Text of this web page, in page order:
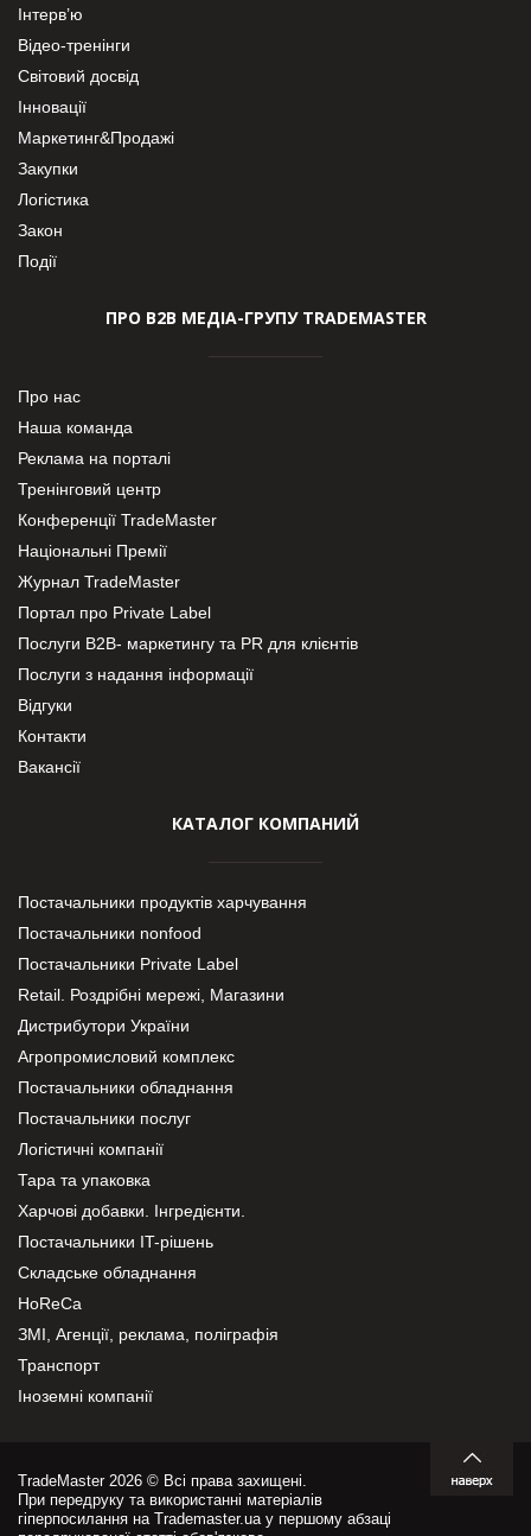
Інтерв’ю
Відео-тренінги
Світовий досвід
Інновації
Маркетинг&Продажі
Закупки
Логістика
Закон
Події
ПРО В2В МЕДІА-ГРУПУ TRADEMASTER
Про нас
Наша команда
Реклама на порталі
Тренінговий центр
Конференції TradeMaster
Національні Премії
Журнал TradeMaster
Портал про Private Label
Послуги В2В- маркетингу та PR для клієнтів
Послуги з надання інформації
Відгуки
Контакти
Вакансії
КАТАЛОГ КОМПАНИЙ
Постачальники продуктів харчування
Постачальники nonfood
Постачальники Private Label
Retail. Роздрібні мережі, Магазини
Дистрибутори України
Агропромисловий комплекс
Постачальники обладнання
Постачальники послуг
Логістичні компанії
Тара та упаковка
Харчові добавки. Інгредієнти.
Постачальники IT-рішень
Складське обладнання
HoReCa
ЗМІ, Агенції, реклама, поліграфія
Транспорт
Іноземні компанії
TradeMaster 2026 © Всі права захищені.
При передруку та використанні матеріалів
гіперпосилання на Trademaster.ua у першому абзаці